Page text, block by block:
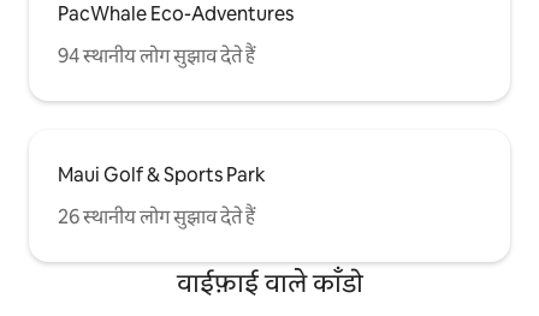
PacWhale Eco-Adventures
94 स्थानीय लोग सुझाव देते हैं
Maui Golf & Sports Park
26 स्थानीय लोग सुझाव देते हैं
वाईफ़ाई वाले काँडो